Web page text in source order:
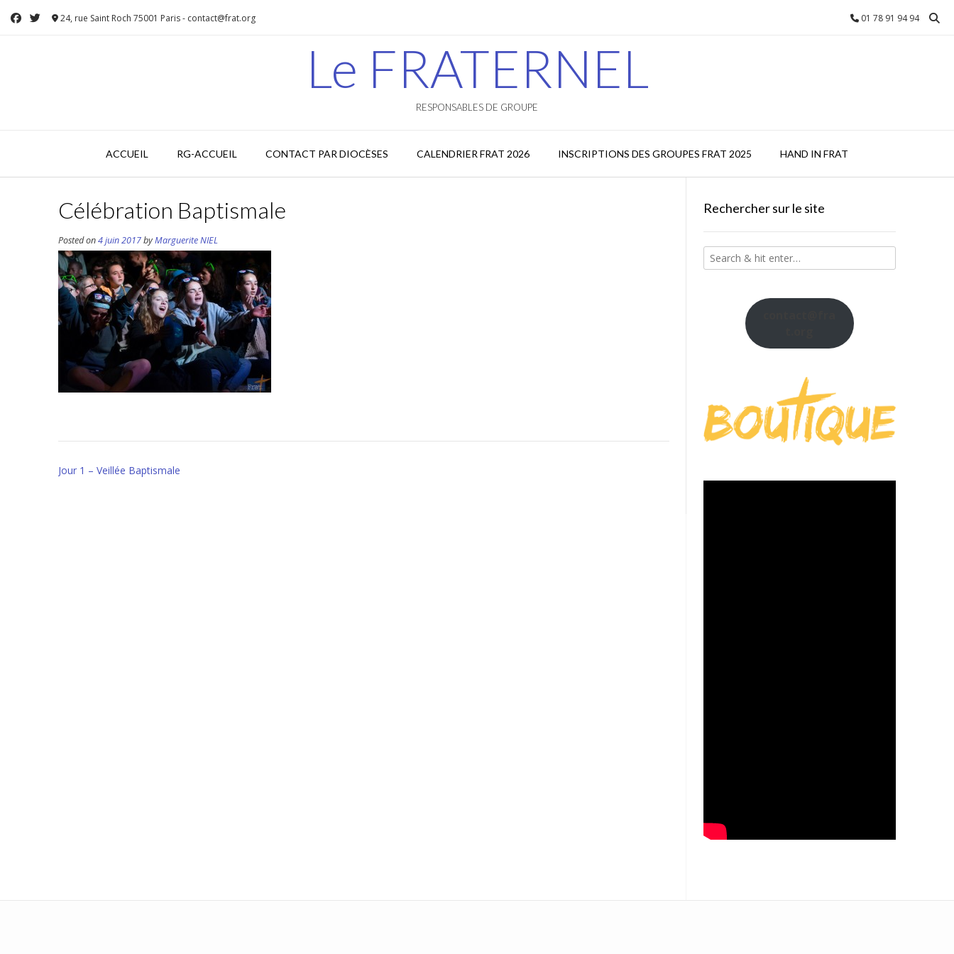
24, rue Saint Roch 75001 Paris - contact@frat.org 01 78 91 94 94
Le FRATERNEL
RESPONSABLES DE GROUPE
ACCUEIL RG-ACCUEIL CONTACT PAR DIOCÈSES CALENDRIER FRAT 2026 INSCRIPTIONS DES GROUPES FRAT 2025 HAND IN FRAT
Célébration Baptismale
Posted on4 juin 2017byMarguerite NIEL
Post
Jour 1 – Veillée Baptismale
Rechercher sur le site